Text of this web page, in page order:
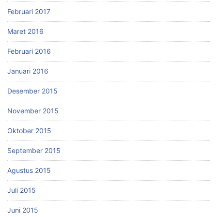
Februari 2017
Maret 2016
Februari 2016
Januari 2016
Desember 2015
November 2015
Oktober 2015
September 2015
Agustus 2015
Juli 2015
Juni 2015